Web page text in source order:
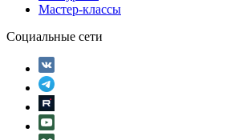
Мастер-классы
Социальные сети